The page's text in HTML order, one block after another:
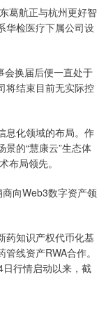
葛航正与杭州更好智
华检医疗下属公司设
会换届后便一直处于
将结束目前无实际控
息化领域的布局。作
的“慧康云”生态体
布局领先。
向Web3数字资产领
药知识产权代币化基
线资产RWA合作。
行情启动以来，截